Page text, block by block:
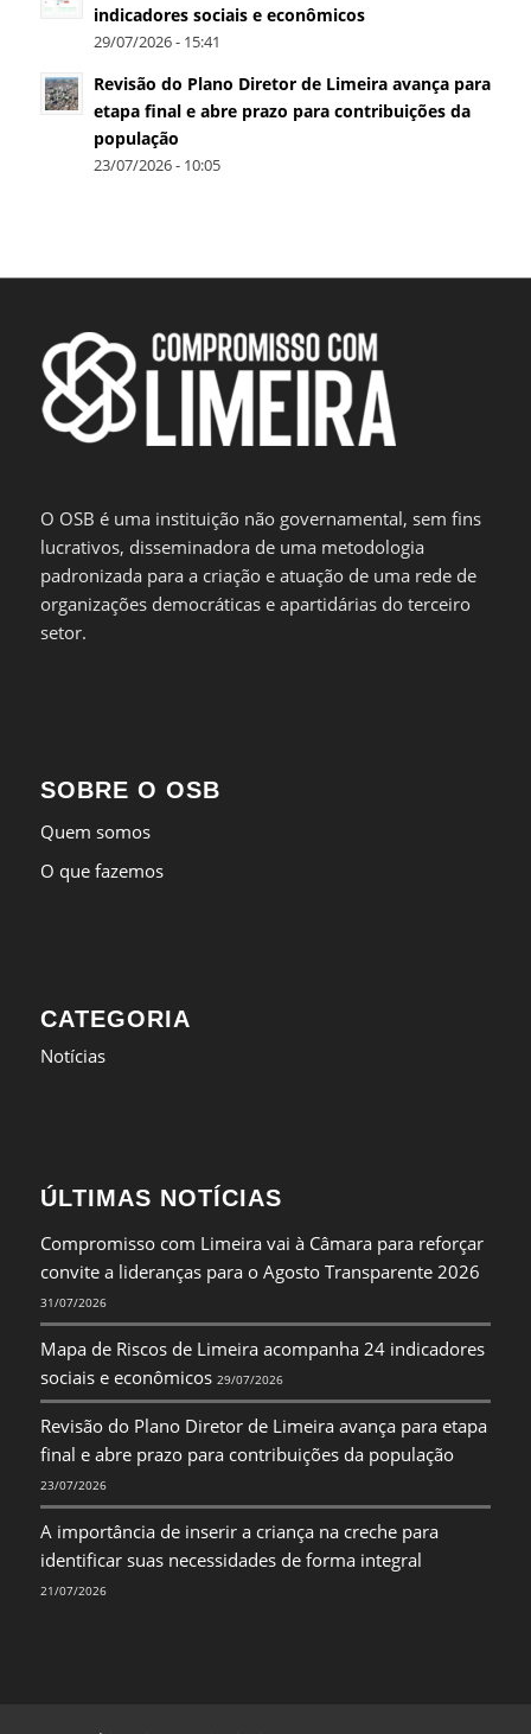
indicadores sociais e econômicos
29/07/2026 - 15:41
Revisão do Plano Diretor de Limeira avança para
etapa final e abre prazo para contribuições da
população
23/07/2026 - 10:05
O OSB é uma instituição não governamental, sem fins
lucrativos, disseminadora de uma metodologia
padronizada para a criação e atuação de uma rede de
organizações democráticas e apartidárias do terceiro
setor.
SOBRE O OSB
Quem somos
O que fazemos
CATEGORIA
Notícias
ÚLTIMAS NOTÍCIAS
Compromisso com Limeira vai à Câmara para reforçar
convite a lideranças para o Agosto Transparente 2026
31/07/2026
Mapa de Riscos de Limeira acompanha 24 indicadores
sociais e econômicos 29/07/2026
Revisão do Plano Diretor de Limeira avança para etapa
final e abre prazo para contribuições da população
23/07/2026
A importância de inserir a criança na creche para
identificar suas necessidades de forma integral
21/07/2026